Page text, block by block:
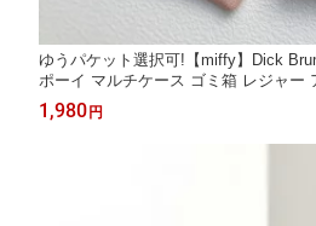
ゆうパケット選択可!【miffy】Dick
ポーイ マルチケース ゴミ箱 レジャー
コンシェルジュ楽天市場店 ヘミング
1,980円